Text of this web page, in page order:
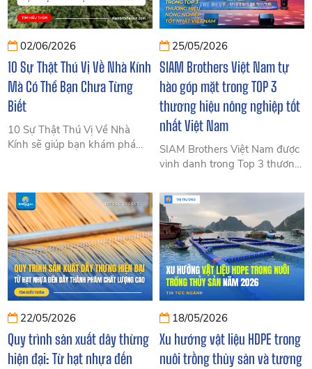
02/06/2026
10 Sự Thật Thú Vị Về Nhà Kính
Mà Có Thể Bạn Chưa Từng
Biết
10 Sự Thật Thú Vị Về Nhà
Kính sẽ giúp bạn khám phá
tăng năng suất đến các công
nghệ đang thay đổi ngành
nông nghiệp ngày nay.
25/05/2026
SIAM Brothers Việt Nam tự
hào góp mặt trong TOP 3
thương hiệu nông nghiệp tốt
nhất Việt Nam
SIAM Brothers Việt Nam được
vinh danh trong Top 3 thương
Nam 2026, cung cấp giải pháp
dây thừng, phao HDPE và
nông nghiệp công nghệ cao
bền vững.
22/05/2026
Quy trình sản xuất dây thừng
hiện đại: Từ hạt nhựa đến
18/05/2026
Xu hướng vật liệu HDPE trong
nuôi trồng thủy sản và tương